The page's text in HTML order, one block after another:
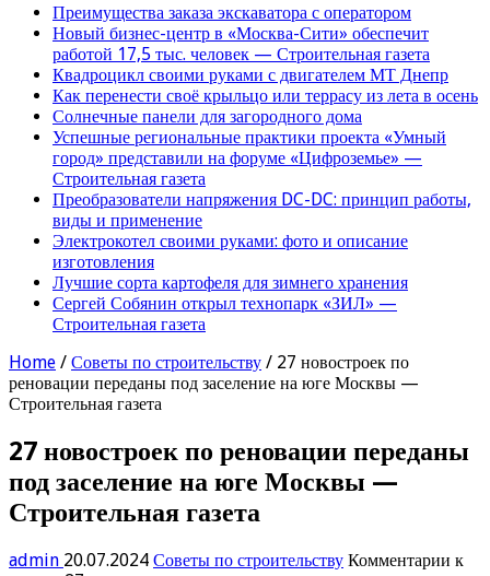
Преимущества заказа экскаватора с оператором
Новый бизнес-центр в «Москва-Сити» обеспечит
работой 17,5 тыс. человек — Строительная газета
Квадроцикл своими руками с двигателем МТ Днепр
Как перенести своё крыльцо или террасу из лета в осень
Солнечные панели для загородного дома
Успешные региональные практики проекта «Умный
город» представили на форуме «Цифроземье» —
Строительная газета
Преобразователи напряжения DC-DC: принцип работы,
виды и применение
Электрокотел своими руками: фото и описание
изготовления
Лучшие сорта картофеля для зимнего хранения
Сергей Собянин открыл технопарк «ЗИЛ» —
Строительная газета
Home / Советы по строительству / 27 новостроек по
реновации переданы под заселение на юге Москвы —
Строительная газета
27 новостроек по реновации переданы
под заселение на юге Москвы —
Строительная газета
admin 20.07.2024 Советы по строительству Комментарии к